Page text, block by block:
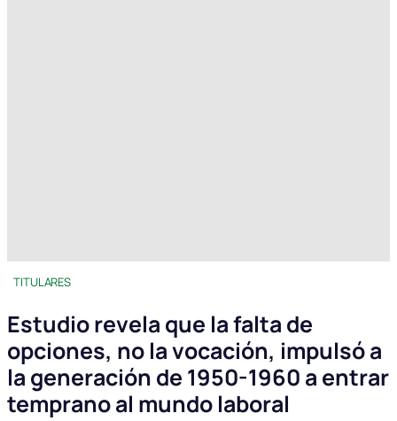
TITULARES
Estudio revela que la falta de
opciones, no la vocación, impulsó a
la generación de 1950-1960 a entrar
temprano al mundo laboral